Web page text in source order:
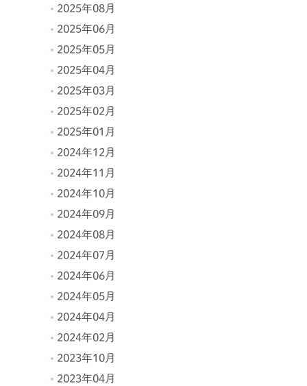
2025年08月
2025年06月
2025年05月
2025年04月
2025年03月
2025年02月
2025年01月
2024年12月
2024年11月
2024年10月
2024年09月
2024年08月
2024年07月
2024年06月
2024年05月
2024年04月
2024年02月
2023年10月
2023年04月